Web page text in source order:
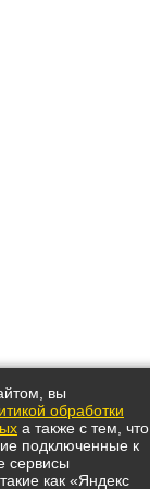
вы
обработки
а также с тем, что
подключенные к
сервисы
как «Яндекс